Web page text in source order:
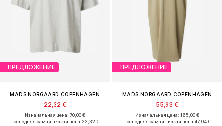
ПРЕДЛОЖЕНИЕ
MADS NORGAARD COPENHAGEN
22,32 €
Изначальная цена: 70,00 €
Последняя самая низкая цена:22,32 €
ПРЕДЛОЖЕНИЕ
MADS NORGAARD COPENHAGEN
55,93 €
Изначальная цена: 165,00 €
Последняя самая низкая цена:47,94 €